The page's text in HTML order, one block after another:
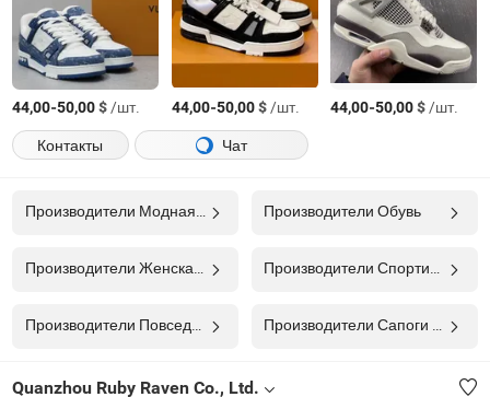
44,00-50,00$/шт. 44,00-50,00$/шт. 44,00-50,00$/шт.
Контакты
Чат
Производители Обувь
Quanzhou Ruby Raven Co., Ltd.